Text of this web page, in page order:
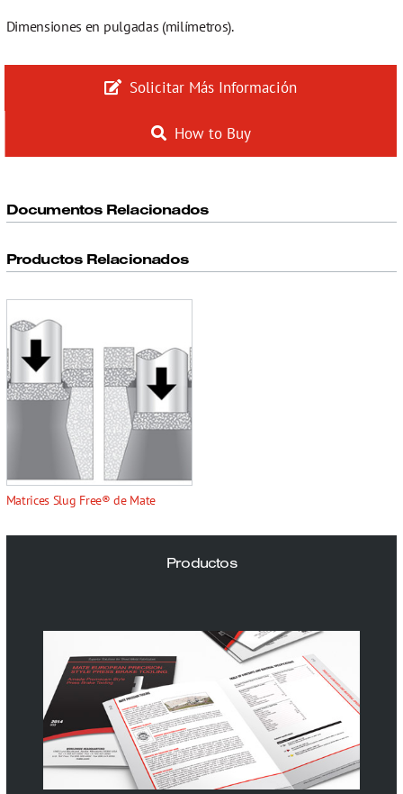
Dimensiones en pulgadas (milímetros).
Solicitar Más Información
How to Buy
Documentos Relacionados
Productos Relacionados
Matrices Slug Free® de Mate
Productos